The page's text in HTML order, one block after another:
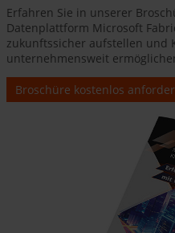
Erfahren Sie in unserer
Datenplattform Microsoft
zukunftssicher aufstellen und
unternehmensweit
Broschüre kostenlos